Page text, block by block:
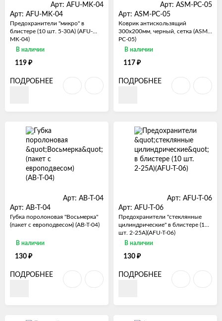
Арт: AFU-MK-04
Арт: AFU-MK-04
Предохранители "микро" в
блистере (10 шт. 5-30А) (AFU-
MK-04)
В наличии
119 ₽
ПОДРОБНЕЕ
Арт: ASM-PC-05
Арт: ASM-PC-05
Коврик антискользящий
300х200мм, черный, сетка (ASM-
PC-05)
В наличии
117 ₽
ПОДРОБНЕЕ
Арт: AB-T-04
Арт: AB-T-04
Губка поролоновая "Восьмерка"
(пакет с европодвесом) (AB-T-04)
В наличии
130 ₽
ПОДРОБНЕЕ
Арт: AFU-T-06
Арт: AFU-T-06
Предохранители "стеклянные
цилиндрические" в блистере (10
шт. 2-25А)(AFU-T-06)
В наличии
130 ₽
ПОДРОБНЕЕ